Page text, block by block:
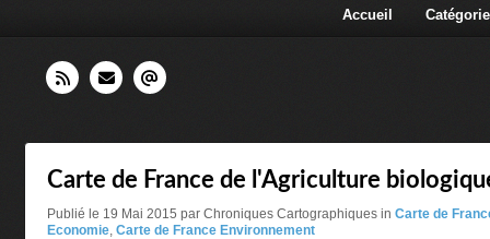
Accueil
Carte de France de l'Agriculture
Publié le 19 Mai 2015 par Chroniques Cartographiques in Carte de
Economie, Carte de France Environnement